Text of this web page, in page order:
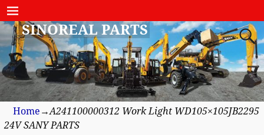
SINOREAL PARTS
Home →A241100000312 Work Light WD105×105JB2295
24V SANY PARTS